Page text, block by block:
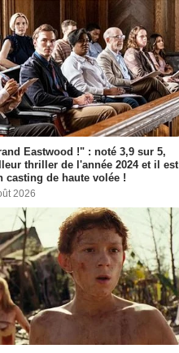
Eastwood !" : noté 3,9 sur 5,
thriller de l'année 2024 et il est
casting de haute volée !
2026